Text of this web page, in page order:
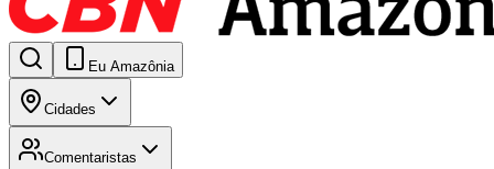
Eu Amazônia
Cidades
Comentaristas